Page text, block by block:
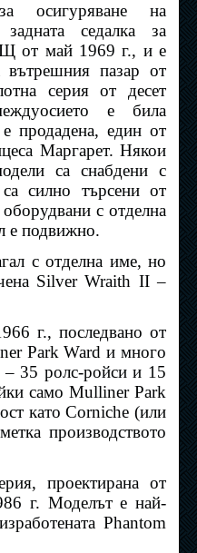
осигуряване на
седалка за
от май 1969 г., и е
вътрешния пазар от
серия от десет
е била
продадена, един от
Маргарет. Някои
са снабдени с
са силно търсени от
с отделна
е подвижно.
с отделна име, но
Silver Wraith II –
г., последвано от
Park Ward и много
– 35 ролс-ройси и 15
само Mulliner Park
като Corniche (или
производството
проектирана от
г. Моделът е най-
Phantom